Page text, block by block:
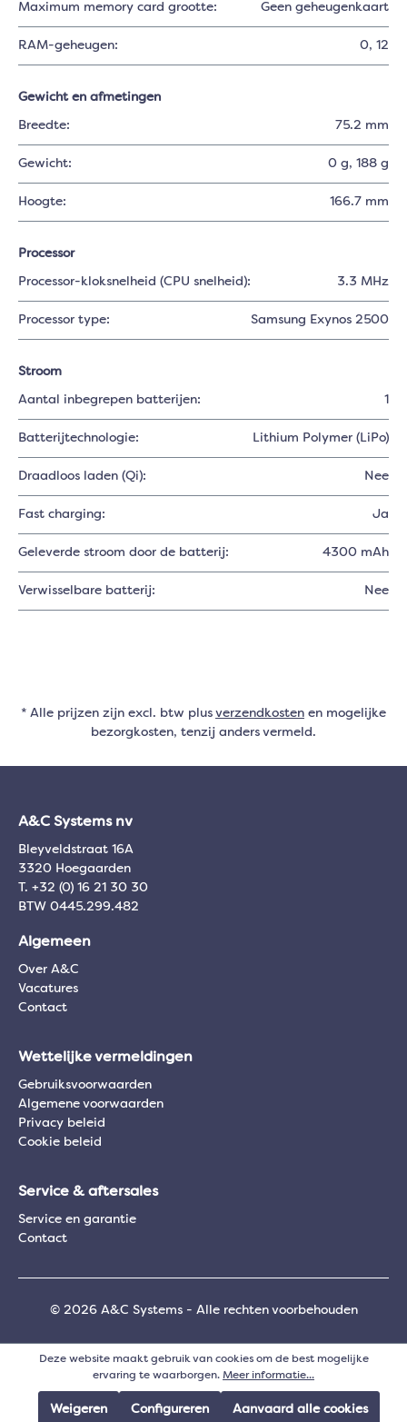
Maximum memory card grootte: Geen geheugenkaart
RAM-geheugen: 0, 12
Gewicht en afmetingen
Breedte: 75.2 mm
Gewicht: 0 g, 188 g
Hoogte: 166.7 mm
Processor
Processor-kloksnelheid (CPU snelheid): 3.3 MHz
Processor type: Samsung Exynos 2500
Stroom
Aantal inbegrepen batterijen: 1
Batterijtechnologie: Lithium Polymer (LiPo)
Draadloos laden (Qi): Nee
Fast charging: Ja
Geleverde stroom door de batterij: 4300 mAh
Verwisselbare batterij: Nee
* Alle prijzen zijn excl. btw plus verzendkosten en mogelijke
bezorgkosten, tenzij anders vermeld.
A&C Systems nv
Bleyveldstraat 16A
3320 Hoegaarden
T. +32 (0) 16 21 30 30
BTW 0445.299.482
Algemeen
Over A&C
Vacatures
Contact
Wettelijke vermeldingen
Gebruiksvoorwaarden
Algemene voorwaarden
Privacy beleid
Cookie beleid
Service & aftersales
Service en garantie
Contact
© 2026 A&C Systems - Alle rechten voorbehouden
Deze website maakt gebruik van cookies om de best mogelijke
ervaring te waarborgen. Meer informatie...
Weigeren Configureren Aanvaard alle cookies